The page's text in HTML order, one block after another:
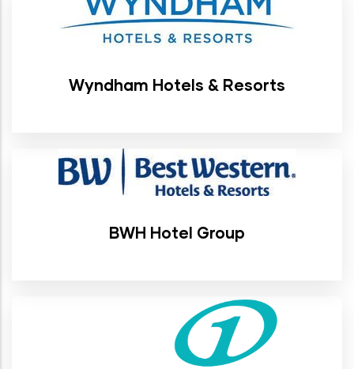
Wyndham Hotels & Resorts
BWH Hotel Group